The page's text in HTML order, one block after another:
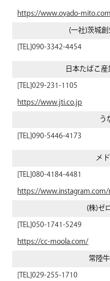
https://www.oyado-
(一社)茨城
090-3342-4454
日本たばこ
029-231-1105
https://www.jti.co.jp
う
090-5446-4173
メ
080-4184-4481
https://
(株)ゼ
050-1741-5249
https://cc-moola.com/
常陸
029-255-1710